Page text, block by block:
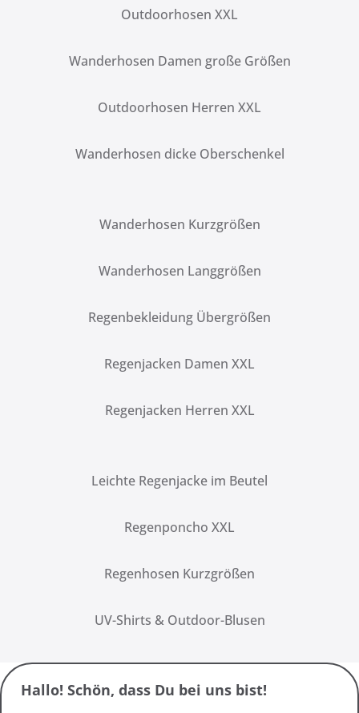
Outdoorhosen XXL
Wanderhosen Damen große Größen
Outdoorhosen Herren XXL
Wanderhosen dicke Oberschenkel
Wanderhosen Kurzgrößen
Wanderhosen Langgrößen
Regenbekleidung Übergrößen
Regenjacken Damen XXL
Regenjacken Herren XXL
Leichte Regenjacke im Beutel
Regenponcho XXL
Regenhosen Kurzgrößen
UV-Shirts & Outdoor-Blusen
Hallo! Schön, dass Du bei uns bist!